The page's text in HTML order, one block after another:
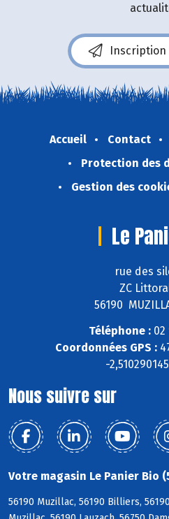
Accueil Contact
Protection des
Gestion des
Le
rue des
ZC
56190
Téléphone :02
Coordonnées GPS :
-
Nous suivre sur
Votre magasin Le Panier Bio
56190 Muzillac, 56190 Billiers,